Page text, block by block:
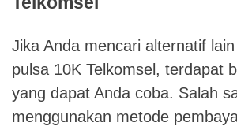
Jika Anda mencari alternatif
pulsa 10K Telkomsel, terdapat
yang dapat Anda coba. Salah
menggunakan metode